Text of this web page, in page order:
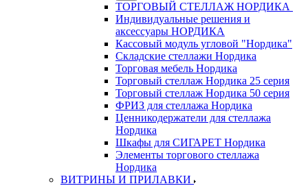
ТОРГОВЫЙ СТЕЛЛАЖ НОРДИКА
Индивидуальные решения и
аксессуары НОРДИКА
Кассовый модуль угловой "Нордика"
Складские стеллажи Нордика
Торговая мебель Нордика
Торговый стеллаж Нордика 25 серия
Торговый стеллаж Нордика 50 серия
ФРИЗ для стеллажа Нордика
Ценникодержатели для стеллажа
Нордика
Шкафы для СИГАРЕТ Нордика
Элементы торгового стеллажа
Нордика
ВИТРИНЫ И ПРИЛАВКИ